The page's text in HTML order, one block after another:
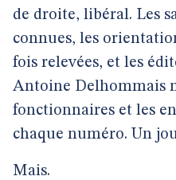
de droite, libéral. Les
connues, les
fois relevées, et les
Antoine Delhommais
fonctionnaires et les
chaque numéro. Un
Mais.